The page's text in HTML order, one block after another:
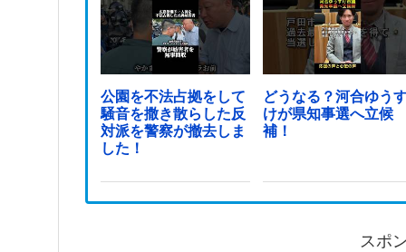
公園を不法占拠をして
騒音を撒き散らした反
対派を警察が撤去しま
した！
どうなる？河合ゆう
けが県知事選へ立候
補！
スポ